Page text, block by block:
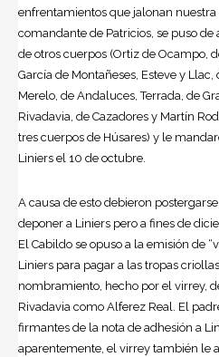
enfrentamientos que jalonan nuestra
comandante de Patricios, se puso
de otros cuerpos (Ortiz de Ocampo,
García de Montañeses, Esteve y
Merelo, de Andaluces, Terrada, de
Rivadavia, de Cazadores y Martín
tres cuerpos de Húsares) y le
Liniers el 10 de octubre.
A causa de esto debieron
deponer a Liniers pero a fines de
El Cabildo se opuso a la emisión de
Liniers para pagar a las tropas
nombramiento, hecho por el virrey,
Rivadavia como Alferez Real. El
firmantes de la nota de adhesión a
aparentemente, el virrey también le